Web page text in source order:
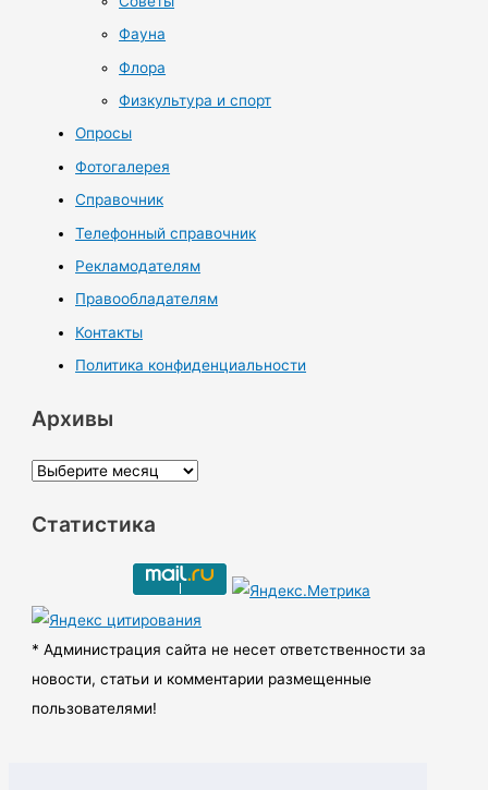
Фауна
Флора
Физкультура и спорт
Опросы
Фотогалерея
Справочник
Телефонный справочник
Рекламодателям
Правообладателям
Контакты
Политика конфиденциальности
Архивы
А
х
ы
Статистика
* Администрация сайта не несет ответственности за
новости, статьи и комментарии размещенные
пользователями!